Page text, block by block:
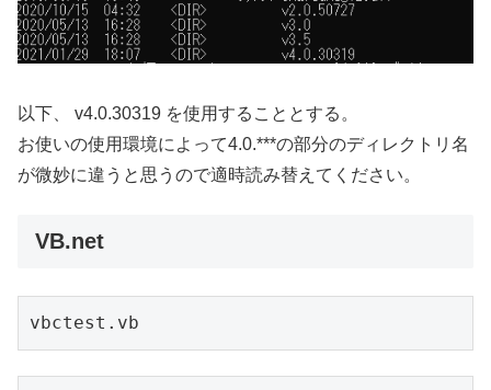
以下、 v4.0.30319 を使用することとする。
お使いの使用環境によって4.0.***の部分のディレクトリ名
が微妙に違うと思うので適時読み替えてください。
VB.net
vbctest.vb